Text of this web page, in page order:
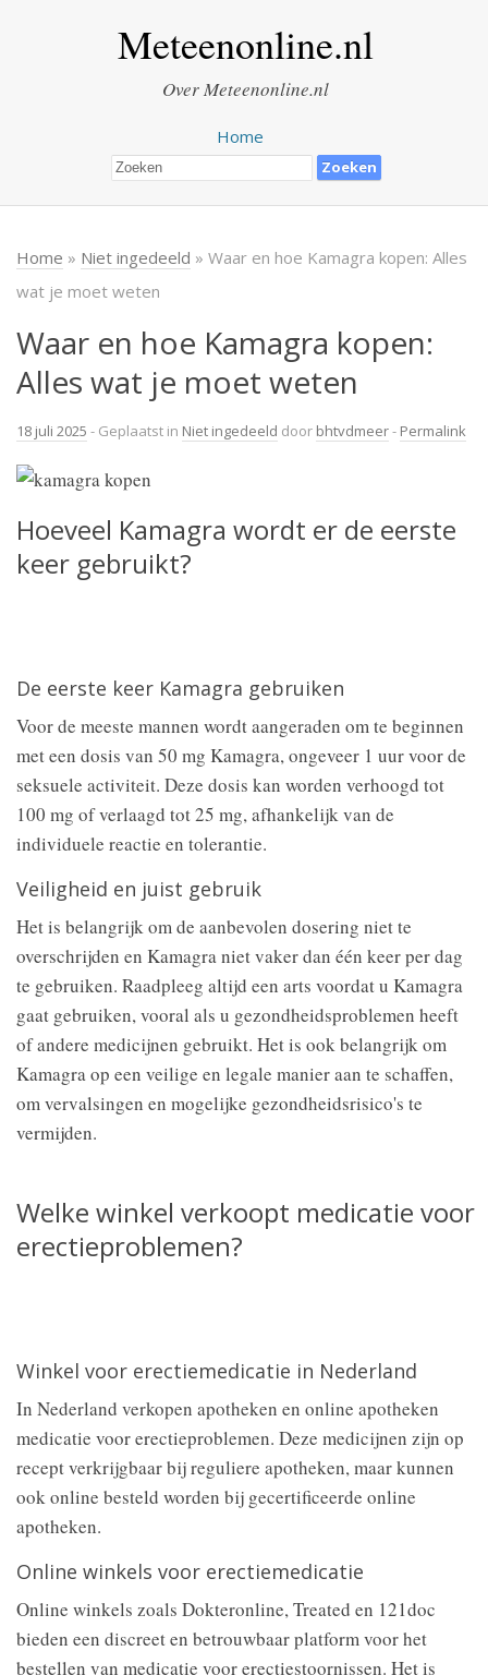
Meteenonline.nl
Over Meteenonline.nl
Home
Home » Niet ingedeeld » Waar en hoe Kamagra kopen: Alles
wat je moet weten
Waar en hoe Kamagra kopen:
Alles wat je moet weten
18 juli 2025 - Geplaatst in Niet ingedeeld door bhtvdmeer- Permalink
Hoeveel Kamagra wordt er de eerste
keer gebruikt?
De eerste keer Kamagra gebruiken
Voor de meeste mannen wordt aangeraden om te beginnen
met een dosis van 50 mg Kamagra, ongeveer 1 uur voor de
seksuele activiteit. Deze dosis kan worden verhoogd tot
100 mg of verlaagd tot 25 mg, afhankelijk van de
individuele reactie en tolerantie.
Veiligheid en juist gebruik
Het is belangrijk om de aanbevolen dosering niet te
overschrijden en Kamagra niet vaker dan één keer per dag
te gebruiken. Raadpleeg altijd een arts voordat u Kamagra
gaat gebruiken, vooral als u gezondheidsproblemen heeft
of andere medicijnen gebruikt. Het is ook belangrijk om
Kamagra op een veilige en legale manier aan te schaffen,
om vervalsingen en mogelijke gezondheidsrisico's te
vermijden.
Welke winkel verkoopt medicatie voor
erectieproblemen?
Winkel voor erectiemedicatie in Nederland
In Nederland verkopen apotheken en online apotheken
medicatie voor erectieproblemen. Deze medicijnen zijn op
recept verkrijgbaar bij reguliere apotheken, maar kunnen
ook online besteld worden bij gecertificeerde online
apotheken.
Online winkels voor erectiemedicatie
Online winkels zoals Dokteronline, Treated en 121doc
bieden een discreet en betrouwbaar platform voor het
bestellen van medicatie voor erectiestoornissen. Het is